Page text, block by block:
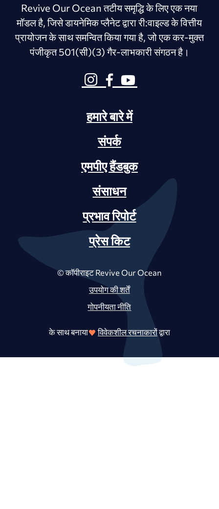
Revive Our Ocean तटीय समृद्धि के लिए एक नया
मॉडल है, जिसे डायनेमिक प्लैनेट द्वारा री:वाइल्ड के वित्तीय
प्रायोजन के साथ समन्वित किया गया है, जो एक कर-मुक्त
पंजीकृत 501(सी)(3) गैर-लाभकारी संगठन है।
हमारे बारे में
संपर्क
एमपीए हैंडबुक
संसाधन
प्रभाव रिपोर्ट
प्रेस किट
© कॉपीराइट Revive Our Ocean
उपयोग की शर्तें
गोपनीयता नीति
के साथ बनाया विवेकशील रचनाकारोंद्वारा